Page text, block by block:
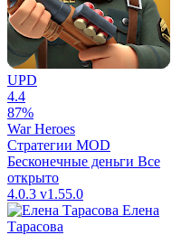
UPD
4.4
87%
War Heroes
Стратегии MOD
Бесконечные деньги Все
открыто
4.0.3 v1.55.0
Елена
Тарасова